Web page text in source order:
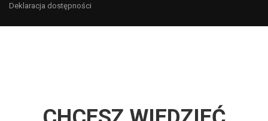
Deklaracja dostępności